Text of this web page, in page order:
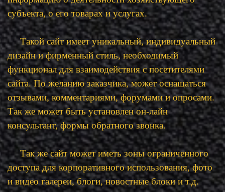
субъекта, о его товарах и услугах.
Такой сайт имеет уникальный, индивидуальный
дизайн и фирменный стиль, необходимый
функционал для взаимодействия с посетителями
сайта. По желанию заказчика, может оснащаться
отзывами, комментариями, форумами и опросами.
Так же может быть установлен он-лайн
консультант, формы обратного звонка.
Так же сайт может иметь зоны ограниченного
доступа для корпоративного использования, фото
и видео галереи, блоги, новостные блоки и т.д.